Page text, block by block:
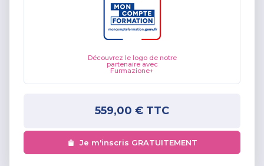
Découvrez le logo de notre
partenaire avec
Furmazione+
559,00 € TTC
Je m'inscris GRATUITEMENT